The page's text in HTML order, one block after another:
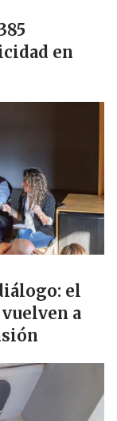
en
el
a